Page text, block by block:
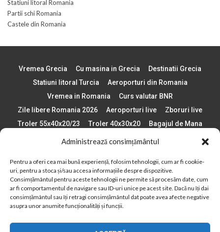
Administrează consimțământul
Pentru a oferi cea mai bună experiență, folosim tehnologii, cum ar fi cookie-
uri, pentru a stoca și/sau accesa informațiile despre dispozitive.
Consimțământul pentru aceste tehnologii ne permite să procesăm date, cum
ar fi comportamentul de navigare sau ID-uri unice pe acest site. Dacă nu îți dai
consimțământul sau îți retragi consimțământul dat poate avea afecte negative
asupra unor anumite funcționalități și funcții.
Statiuni litoral Romania
Partii schi Romania
Castele din Romania
Vremea Grecia Cu masina in Grecia
Destinatii Grecia
Statiuni litoral Turcia
Aeroporturi din Romania
Vremea in Romania
Curs valutar BNR
Zile libere Romania 2026
Aeroporturi live
Zboruri live
Troler 55x40x20/23
Troler 40x30x20
Bagajul de Mana
Paste 2026
Cele mai bune telefoane
Plaje din Europa
Concerte Romania 2025
Asigurare de calatorie
Când se schimba ora în 2026
Calendar Formula 1 sezon 2026
Boarding Pass
Despre AirlinesTravel.ro
Politică cookie-uri (UE)